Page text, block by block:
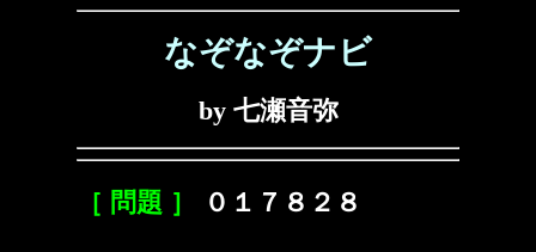
なぞなぞナビ
by 七瀬音弥
［ 問題 ］ ０１７８２８